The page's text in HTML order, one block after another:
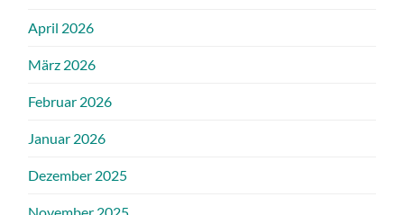
April 2026
März 2026
Februar 2026
Januar 2026
Dezember 2025